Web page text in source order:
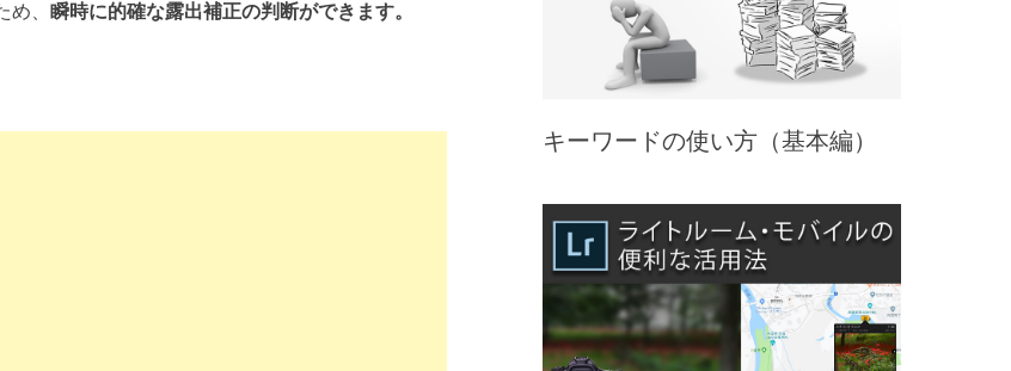
、 瞬時に的確な露出補正の判断ができます。
キーワードの使い方（基本編）